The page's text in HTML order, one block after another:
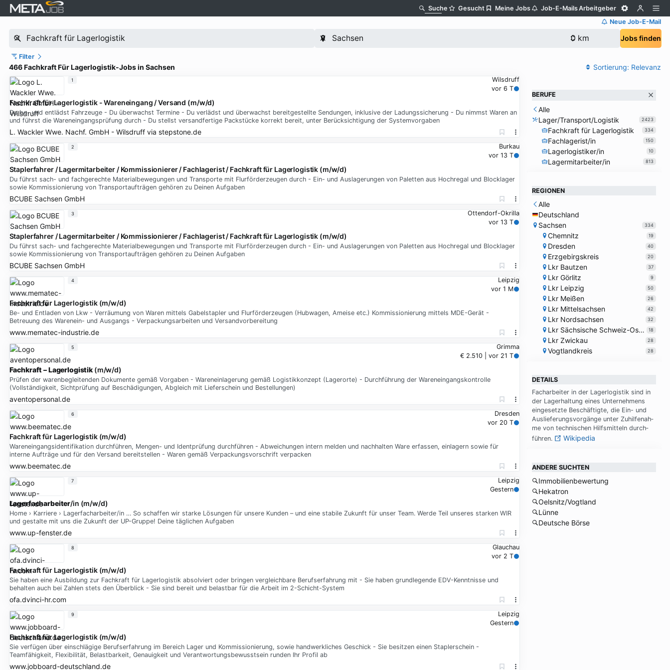
Suche Gesucht Meine Jobs Job-E-MailsArbeitgeber
Neue Job-E-Mail
Jobs finden
Filter
466 Fachkraft Für Lagerlogistik-Jobs in Sachsen Sortierung: Relevanz
Wilsdruff
vor 6 T
Fachkraft für Lagerlogistik - Wareneingang / Versand (m/w/d)
Du be- und entlädst Fahrzeuge - Du überwachst Termine - Du verlädst und überwachst bereitgestellte Sendungen, inklusive der Ladungssicherung - Du nimmst Waren an
und führst die Wareneingangsprüfung durch - Du stellst versandfertige Packstücke korrekt bereit, unter Berücksichtigung der Systemvorgaben
L. Wackler Wwe. Nachf. GmbH - Wilsdruffvia stepstone.de
1
Burkau
vor 13 T
Staplerfahrer / Lagermitarbeiter / Kommissionierer / Fachlagerist / Fachkraft für Lagerlogistik (m/w/d)
Du führst sach- und fachgerechte Materialbewegungen und Transporte mit Flurförderzeugen durch - Ein- und Auslagerungen von Paletten aus Hochregal und Blocklager
sowie Kommissionierung von Transportaufträgen gehören zu Deinen Aufgaben
BCUBE Sachsen GmbH
2
Ottendorf-Okrilla
vor 13 T
Staplerfahrer / Lagermitarbeiter / Kommissionierer / Fachlagerist / Fachkraft für Lagerlogistik (m/w/d)
Du führst sach- und fachgerechte Materialbewegungen und Transporte mit Flurförderzeugen durch - Ein- und Auslagerungen von Paletten aus Hochregal und Blocklager
sowie Kommissionierung von Transportaufträgen gehören zu Deinen Aufgaben
BCUBE Sachsen GmbH
3
Leipzig
vor 1 M
Fachkraft für Lagerlogistik (m/w/d)
Be- und Entladen von Lkw - Verräumung von Waren mittels Gabelstapler und Flurförderzeugen (Hubwagen, Ameise etc.) Kommissionierung mittels MDE-Gerät -
Betreuung des Warenein- und Ausgangs - Verpackungsarbeiten und Versandvorbereitung
www.mematec-industrie.de
4
Grimma
€ 2.510 | vor 21 T
Fachkraft – Lagerlogistik (m/w/d)
Prüfen der warenbegleitenden Dokumente gemäß Vorgaben - Wareneinlagerung gemäß Logistikkonzept (Lagerorte) - Durchführung der Wareneingangskontrolle
(Vollständigkeit, Sichtprüfung auf Beschädigungen, Abgleich mit Lieferschein und Bestellungen)
aventopersonal.de
5
Dresden
vor 20 T
Fachkraft für Lagerlogistik (m/w/d)
Wareneingangsidentifikation durchführen, Mengen- und Identprüfung durchführen - Abweichungen intern melden und nachhalten Ware erfassen, einlagern sowie für
interne Aufträge und für den Versand bereitstellen - Waren gemäß Verpackungsvorschrift verpacken
www.beematec.de
6
Leipzig
Gestern
Lagerfacharbeiter/in (m/w/d)
Home › Karriere › Lagerfacharbeiter/in … So schaffen wir starke Lösungen für unsere Kunden – und eine stabile Zukunft für unser Team. Werde Teil unseres starken WIR
und gestalte mit uns die Zukunft der UP-Gruppe! Deine täglichen Aufgaben
www.up-fenster.de
7
Glauchau
vor 2 T
Fachkraft für Lagerlogistik (m/w/d)
Sie haben eine Ausbildung zur Fachkraft für Lagerlogistik absolviert oder bringen vergleichbare Berufserfahrung mit - Sie haben grundlegende EDV-Kenntnisse und
behalten auch bei Zahlen stets den Überblick - Sie sind bereit und belastbar für die Arbeit im 2-Schicht-System
ofa.dvinci-hr.com
8
Leipzig
Gestern
Fachkraft für Lagerlogistik (m/w/d)
Sie verfügen über einschlägige Berufserfahrung im Bereich Lager und Kommissionierung, sowie handwerkliches Geschick - Sie besitzen einen Staplerschein -
Teamfähigkeit, Flexibilität, Belastbarkeit, Genauigkeit und Verantwortungsbewusstsein runden Ihr Profil ab
www.jobboard-deutschland.de
9
BERUFE
Alle
Lager/Transport/Logistik
2423
Fachkraft für Lagerlogistik 334
Fachlagerist/in 150
Lagerlogistiker/in 10
Lagermitarbeiter/in 813
REGIONEN
Alle
Deutschland
Sachsen
334
Chemnitz 19
Dresden 40
Erzgebirgskreis 20
Lkr Bautzen 37
Lkr Görlitz 9
Lkr Leipzig 50
Lkr Meißen 26
Lkr Mittelsachsen 42
Lkr Nordsachsen 32
Lkr Sächsische Schweiz-Osterzgebirge 18
Lkr Zwickau 28
Vogtlandkreis 28
DETAILS
Fach­ar­bei­ter in der La­ger­lo­gi­stik sind in
der La­ger­hal­tung ei­nes Un­ter­neh­mens
ein­ge­setz­te Be­schäf­tig­te, die Ein- und
Aus­lie­fe­rungs­vor­gän­ge un­ter Zu­hil­fe­nah­
me von tech­ni­schen Hilfs­mit­teln durch­
füh­ren.
Wikipedia
ANDERE SUCHTEN
Immobilienbewertung
Hekatron
Oelsnitz/Vogtland
Lünne
Deutsche Börse